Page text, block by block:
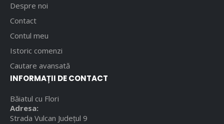
Despre noi
Contact
Contul meu
Istoric comenzi
Cautare avansată
INFORMAȚII DE CONTACT
Băiatul cu Flori
Adresa:
Strada Vulcan Județul 9